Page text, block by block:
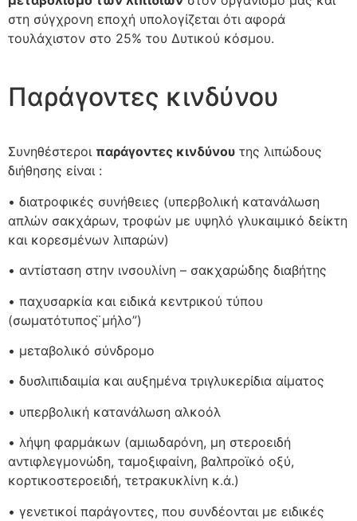
στη σύγχρονη εποχή υπολογίζεται ότι αφορά
τουλάχιστον στο 25% του Δυτικού κόσμου.
Παράγοντες κινδύνου
Συνηθέστεροι παράγοντες κινδύνου της λιπώδους
διήθησης είναι :
• διατροφικές συνήθειες (υπερβολική κατανάλωση
απλών σακχάρων, τροφών με υψηλό γλυκαιμικό δείκτη
και κορεσμένων λιπαρών)
• αντίσταση στην ινσουλίνη – σακχαρώδης διαβήτης
• παχυσαρκία και ειδικά κεντρικού τύπου
(σωματότυπος ̈μήλο”)
• μεταβολικό σύνδρομο
• δυσλιπιδαιμία και αυξημένα τριγλυκερίδια αίματος
• υπερβολική κατανάλωση αλκοόλ
• λήψη φαρμάκων (αμιωδαρόνη, μη στεροειδή
αντιφλεγμονώδη, ταμοξιφαίνη, βαλπροϊκό οξύ,
κορτικοστεροειδή, τετρακυκλίνη κ.ά.)
• γενετικοί παράγοντες, που συνδέονται με ειδικές